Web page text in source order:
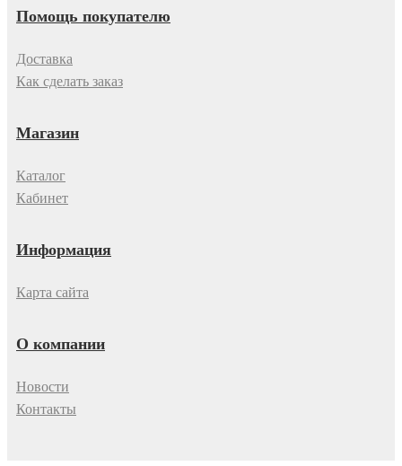
Помощь покупателю
Доставка
Как сделать заказ
Магазин
Каталог
Кабинет
Информация
Карта сайта
О компании
Новости
Контакты